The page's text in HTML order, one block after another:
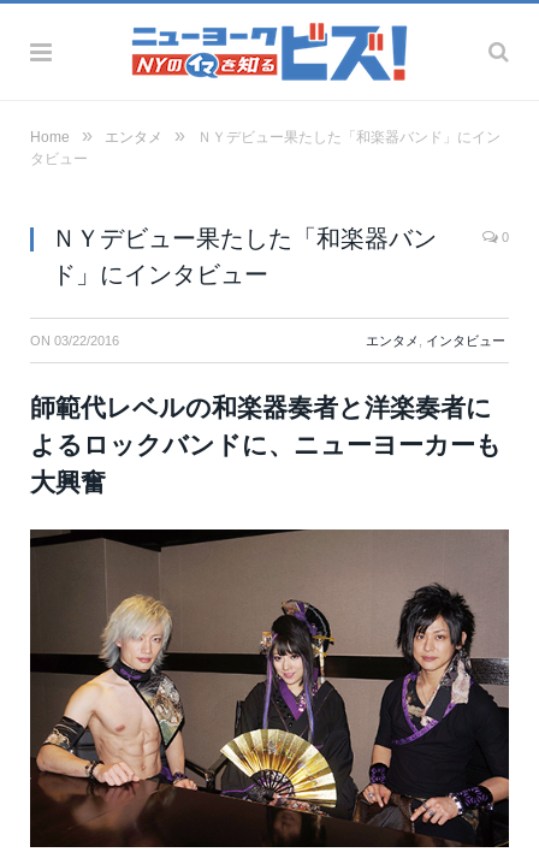
Home » エンタメ »
ＮＹデビュー果たした「和楽器バンド」にイン
タビュー
ＮＹデビュー果たした「和楽器バン
ド」にインタビュー
0
ON 03/22/2016 エンタメ インタビュー
師範代レベルの和楽器奏者と洋楽奏者に
よるロックバンドに、ニューヨーカーも
大興奮